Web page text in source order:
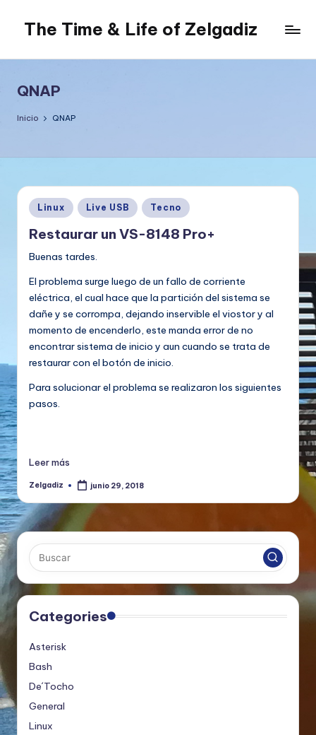
contenido
The Time & Life of Zelgadiz
Dream...
QNAP
Inicio QNAP
Publicado
en
Linux Live USB Tecno
Restaurar un VS-8148 Pro+
Buenas tardes.
El problema surge luego de un fallo de corriente
eléctrica, el cual hace que la partición del sistema se
dañe y se corrompa, dejando inservible el viostor y al
momento de encenderlo, este manda error de no
encontrar sistema de inicio y aun cuando se trata de
restaurar con el botón de inicio.
Para solucionar el problema se realizaron los siguientes
pasos.
Leer más
Publicado
Zelgadiz junio 29, 2018
Categories
Asterisk
Bash
De´Tocho
General
Linux